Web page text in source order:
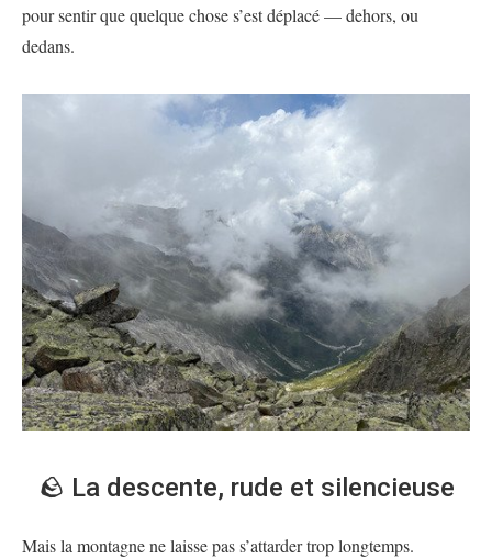
pour sentir que quelque chose s’est déplacé — dehors, ou
dedans.
🪨 La descente, rude et silencieuse
Mais la montagne ne laisse pas s’attarder trop longtemps.